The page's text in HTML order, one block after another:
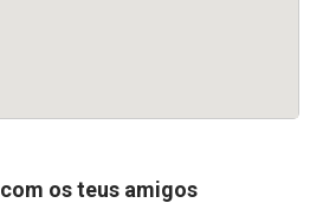
com os teus amigos